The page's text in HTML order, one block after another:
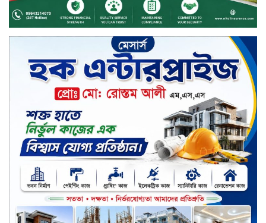
খালেদা জিয়ার গাড়ীতে হামলাকারী
রুবেলের গোত্রীয় সন্ত্রাসীদের গ্রেফতারের
দাবি
ক্যাশলেস বাংলাদেশ বিনির্মাণে
ইসলামী ব্যাংকের উদ্যোগে বাংলা
কিউআর নিয়ে বিশিষ্ট আলেমদের সঙ্গে
মতবিনিময় সভা অনুষ্ঠিত
‘শেখ হাসিনা ডিসেম্বরে ফিরলে গণহত্যার
দায় নিয়ে কারাগারে যাবেন,’ আইনমন্ত্রী
মধ্যরাতে শাহজালাল বিমানবন্দরের
বলাকা লাউঞ্জে অগ্নিকাণ্ড